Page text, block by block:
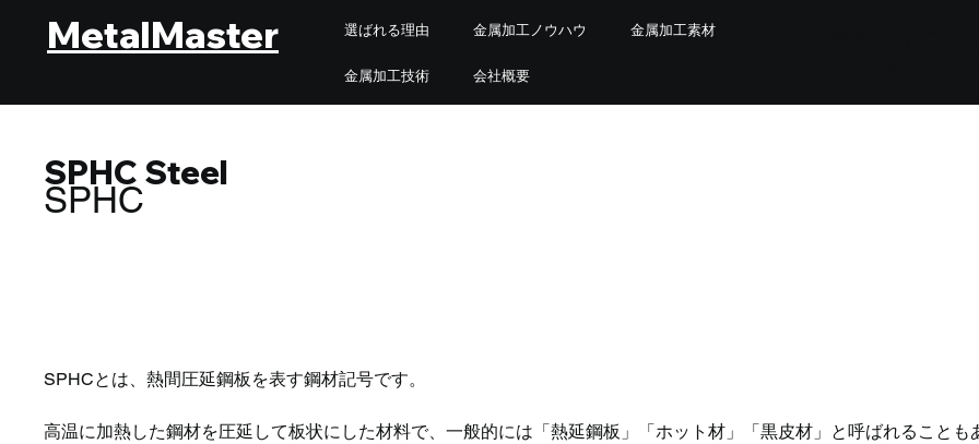
MetalMaster 選ばれる理由 金属加工ノウハウ 金属加工素材
金属加工技術 会社概要
SPHC Steel
SPHC
SPHCとは、熱間圧延鋼板を表す鋼材記号です。
高温に加熱した鋼材を圧延して板状にした材料で、一般的には「熱延鋼板」「ホット材」「黒皮材」と呼ばれることも